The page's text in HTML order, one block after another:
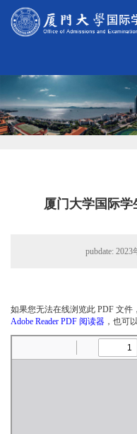
厦门大学国际学
pubdate:
如果您无法在线浏览此 PDF 文件
Adobe Reader PDF 阅读器 ，也可